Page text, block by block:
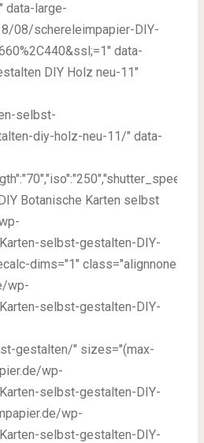
data-large-
08/schereleimpapier-DIY-
data-
DIY Holz neu-11"
selbst-
diy-holz-neu-11/" data-
Botanische Karten selbst
selbst-gestalten-DIY-
dims="1" class="alignnone
wp-
selbst-gestalten-DIY-
gestalten/" sizes="(max-
wp-
selbst-gestalten-DIY-
wp-
selbst-gestalten-DIY-